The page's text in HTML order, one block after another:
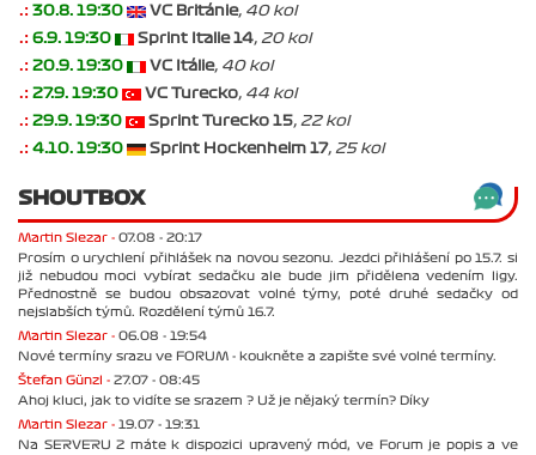
.: 30.8. 19:30 VC Británie, 40 kol
.: 6.9. 19:30 Sprint Italie 14, 20 kol
.: 20.9. 19:30 VC Itálie, 40 kol
.: 27.9. 19:30 VC Turecko, 44 kol
.: 29.9. 19:30 Sprint Turecko 15, 22 kol
.: 4.10. 19:30 Sprint Hockenheim 17, 25 kol
SHOUTBOX
Martin Slezar - 07.08 - 20:17
Prosím o urychlení přihlášek na novou sezonu. Jezdci přihlášení po 15.7. si
již nebudou moci vybírat sedačku ale bude jim přidělena vedením ligy.
Přednostně se budou obsazovat volné týmy, poté druhé sedačky od
nejslabších týmů. Rozdělení týmů 16.7.
Martin Slezar - 06.08 - 19:54
Nové termíny srazu ve FORUM - koukněte a zapište své volné termíny.
Štefan Günzl - 27.07 - 08:45
Ahoj kluci, jak to vidíte se srazem ? Už je nějaký termín? Díky
Martin Slezar - 19.07 - 19:31
Na SERVERU 2 máte k dispozici upravený mód, ve Forum je popis a ve